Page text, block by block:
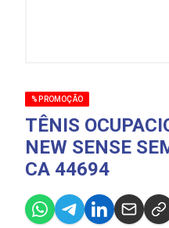
% PROMOÇÃO
TÊNIS
NEW SENSE
CA 44694